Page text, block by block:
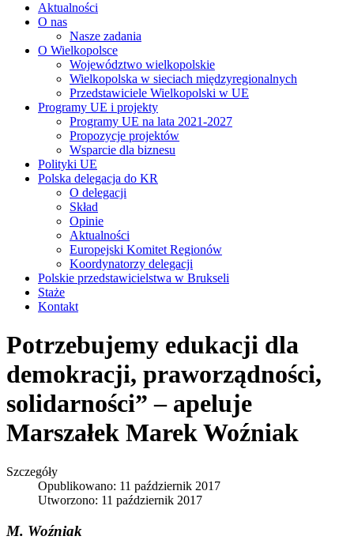
Aktualności
O nas
Nasze zadania
O Wielkopolsce
Województwo wielkopolskie
Wielkopolska w sieciach międzyregionalnych
Przedstawiciele Wielkopolski w UE
Programy UE i projekty
Programy UE na lata 2021-2027
Propozycje projektów
Wsparcie dla biznesu
Polityki UE
Polska delegacja do KR
O delegacji
Skład
Opinie
Aktualności
Europejski Komitet Regionów
Koordynatorzy delegacji
Polskie przedstawicielstwa w Brukseli
Staże
Kontakt
Potrzebujemy edukacji dla
demokracji, praworządności,
solidarności” – apeluje
Marszałek Marek Woźniak
Szczegóły
Opublikowano: 11 październik 2017
Utworzono: 11 październik 2017
M. Woźniak